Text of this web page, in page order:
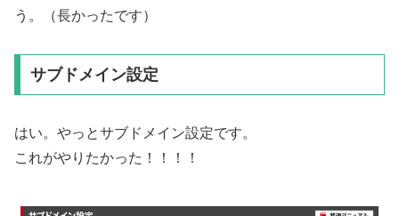
う。（長かったです）
サブドメイン設定
はい。やっとサブドメイン設定です。
これがやりたかった！！！！